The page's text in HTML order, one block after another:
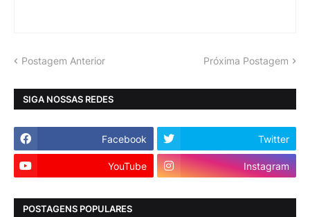
Postagem Anterior Próxima Postagem
SIGA NOSSAS REDES
Facebook Twitter
YouTube Instagram
POSTAGENS POPULARES